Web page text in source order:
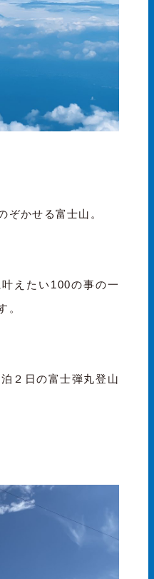
ぞかせる富士山。
えたい100の事の一
。
２日の富士弾丸登山